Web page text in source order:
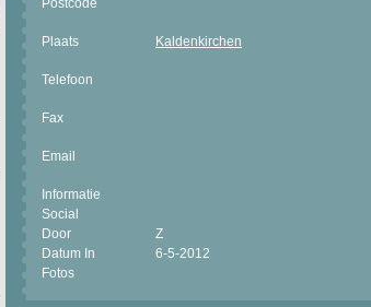
Postcode
Plaats Kaldenkirchen
Telefoon
Fax
Email
Informatie
Social
Door
Z
Datum In
6-5-2012
Fotos